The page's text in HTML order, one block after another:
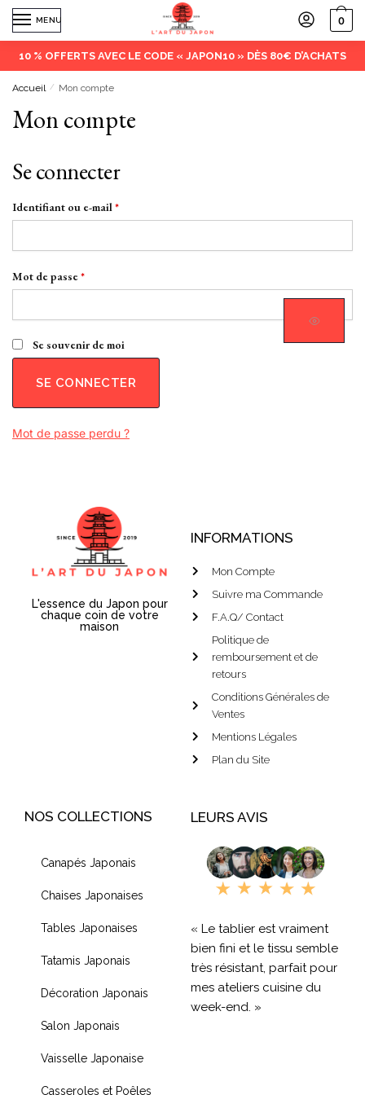
MENU 0
10 % OFFERTS AVEC LE CODE « JAPON10 » DÈS 80€ D’ACHATS
Accueil / Mon compte
Mon compte
Se connecter
Identifiant ou e-mail *
Mot de passe*
Se souvenir de moi
SE CONNECTER
Mot de passe perdu ?
L'essence du Japon pour
chaque coin de votre
maison
INFORMATIONS
Mon Compte
Suivre ma Commande
F.A.Q/ Contact
Politique de
remboursement et de
retours
Conditions Générales de
Ventes
Mentions Légales
Plan du Site
NOS COLLECTIONS
Canapés Japonais
Chaises Japonaises
Tables Japonaises
Tatamis Japonais
Décoration Japonais
Salon Japonais
Vaisselle Japonaise
Casseroles et Poêles
LEURS AVIS
« Le tablier est vraiment
bien fini et le tissu semble
très résistant, parfait pour
mes ateliers cuisine du
week-end. »